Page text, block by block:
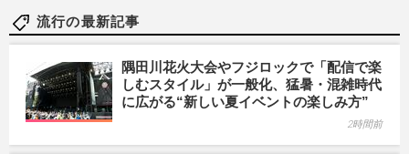
流行の最新記事
隅田川花火大会やフジロックで「配信で楽
しむスタイル」が一般化、猛暑・混雑時代
に広がる“新しい夏イベントの楽しみ方”
2時間前